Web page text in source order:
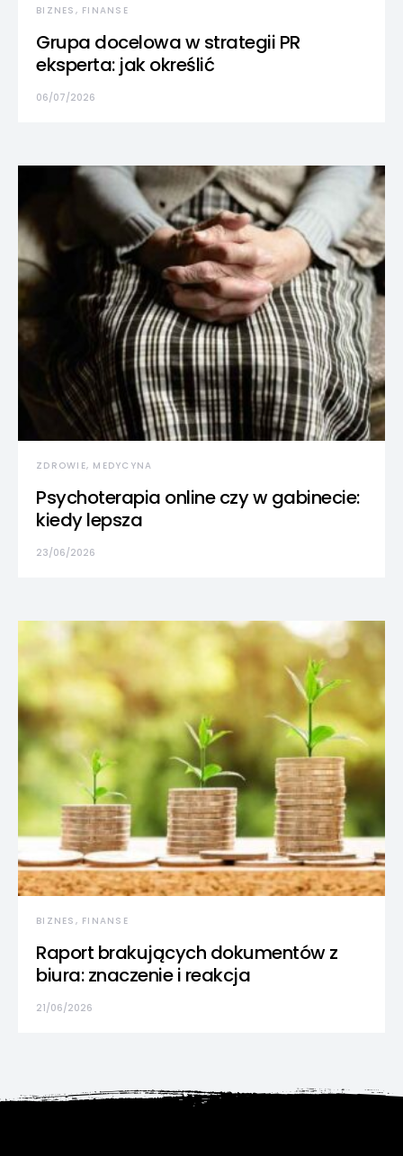
BIZNES, FINANSE
Grupa docelowa w strategii PR
eksperta: jak określić
06/07/2026
ZDROWIE, MEDYCYNA
Psychoterapia online czy w gabinecie:
kiedy lepsza
23/06/2026
BIZNES, FINANSE
Raport brakujących dokumentów z
biura: znaczenie i reakcja
21/06/2026